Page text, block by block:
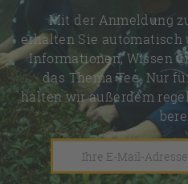
Mit der Anmeldung
erhalten Sie
Informationen, Wissen
das Thema Tee. Nur
halten wir außerdem